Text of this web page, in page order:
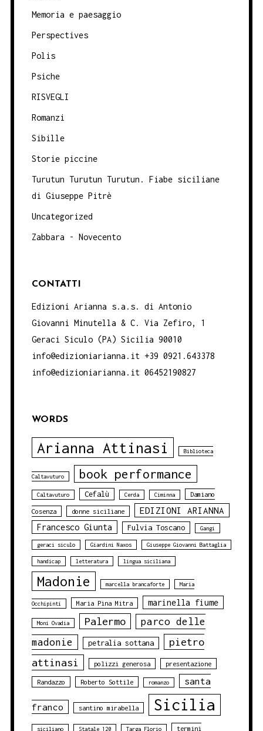
Memoria e paesaggio
Perspectives
Polis
Psiche
RISVEGLI
Romanzi
Sibille
Storie piccine
Turutun Turutun Turutun. Fiabe siciliane
di Giuseppe Pitrè
Uncategorized
Zabbara - Novecento
CONTATTI
Edizioni Arianna s.a.s. di Antonio
Giovanni Minutella & C. Via Zefiro, 1
Geraci Siculo (PA) Sicilia 90010
info@edizioniarianna.it +39 0921.643378
info@edizioniarianna.it 06452190827
WORDS
Arianna Attinasi Biblioteca
Caltavuturo book performance
Caltavuturo Cefalù Cerda Ciminna Damiano
Cosenza donne siciliane EDIZIONI ARIANNA
Francesco Giunta Fulvia Toscano Gangi
geraci siculo Giardini Naxos Giuseppe Giovanni Battaglia
handicap letteratura lingua siciliana
Madonie marcella brancaforte Maria
Occhipinti Maria Pina Mitra marinella fiume
Moni Ovadia Palermo
parco delle
madonie
petralia sottana
pietro
attinasi
polizzi generosa presentazione
Randazzo Roberto Sottile romanzo santa
franco santino mirabella Sicilia
siciliano Statale 120 Targa Florio termini